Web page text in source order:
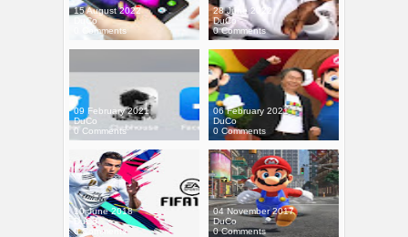
15 August 2022
DuCo
0 Comments
28 June 2022
DuCo
0 Comments
09 February 2021
DuCo
0 Comments
06 February 2021
DuCo
0 Comments
10 June 2018
DuCo
0 Comments
04 November 2017
DuCo
0 Comments